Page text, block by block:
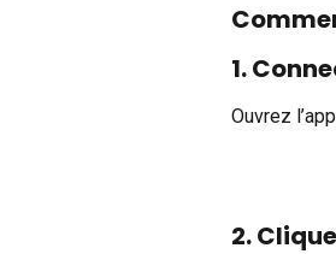
1.
Ouvrez
2.